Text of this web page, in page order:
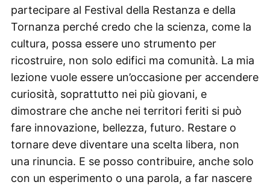
partecipare al Festival della Restanza e della
Tornanza perché credo che la scienza, come la
cultura, possa essere uno strumento per
ricostruire, non solo edifici ma comunità. La mia
lezione vuole essere un’occasione per accendere
curiosità, soprattutto nei più giovani, e
dimostrare che anche nei territori feriti si può
fare innovazione, bellezza, futuro. Restare o
tornare deve diventare una scelta libera, non
una rinuncia. E se posso contribuire, anche solo
con un esperimento o una parola, a far nascere